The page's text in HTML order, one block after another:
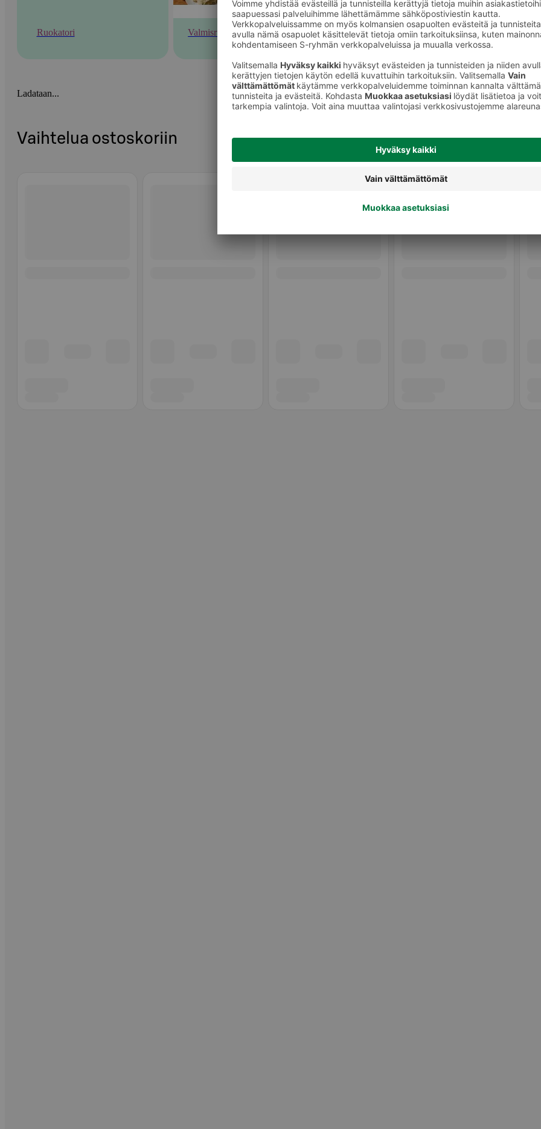
Ruokatori Valmisruoka Salaatit
Ladataan...
Vaihtelua ostoskoriin